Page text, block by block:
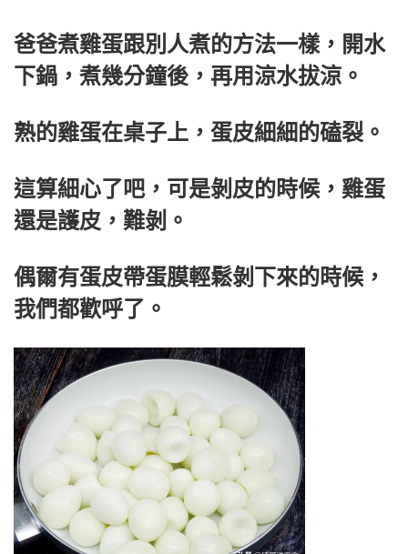
爸爸煮雞蛋跟別人煮的方法一樣，開水
下鍋，煮幾分鐘後，再用涼水拔涼。
熟的雞蛋在桌子上，蛋皮細細的磕裂。
這算細心了吧，可是剝皮的時候，雞蛋
還是護皮，難剝。
偶爾有蛋皮帶蛋膜輕鬆剝下來的時候，
我們都歡呼了。